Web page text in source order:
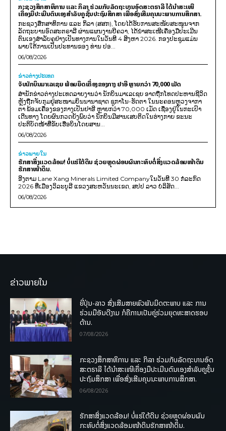
ກະຊວງສຶກສາທິການ ແລະ ກິລາ ຮ່ວມກັບລັດຖະບານອົດສະຕຣາລີ ໄດ້ນຳສະເໜີ
ເຄື່ອງມືປະເມີນຕົນເອງສຳລັບຄູຊັ້ນປະຖົມສຶກສາ ເພື່ອສົ່ງເສີມຄຸນນະພາບການສຶກສາ.
ກະຊວງສຶກສາທິການ ແລະ ກິລາ (ສສກ), ໂດຍໄດ້ຮັບການສະໜັບສະໜູນຈາກ
ລັດຖະບານອົດສະຕຣາລີ ຜ່ານແຜນງານບີຄວາ, ໄດ້ນຳສະເໜີເຄື່ອງມືປະເມີນ
ຕົນເອງສຳລັບຄູຢ່າງເປັນທາງການໃນວັນທີ 4 ສິງຫາ 2026. ກອງປະຊຸມແມ່ນ
ພາຍໃຕ້ການເປັນປະທານຂອງ ທ່ານ ປອ...
06/08/2026
ຂ່າວຕ່າງປະເທດ
ຈັບນັກບິນມາເລເຊຍ ພ້ອມຍຶດເຄື່ອງຂອງກາງ ຢາອີ ຫຼາຍກວ່າ 70,000 ເມັດ
ສຳນັກຂ່າວຕ່າງປະເທດລາຍງານວ່າ ນັກບິນມາເລເຊຍ ອາດຖືກໂທດປະຫານຊີວິດ
ຫຼັງຖືກຈັບກຸມຢູ່ສະໜາມບິນນານາຊາດ ຊູກາໂນ-ຮັດຕາ ໃນນະຄອນຫຼວງຈາກາ
ຕາ ພ້ອມເຄື່ອງຂອງກາງເປັນຢາອີ ຫຼາຍກວ່າ 70,000 ເມັດ ເຊື່ອງຢູ່ໃນກະເປົາ
ເດີນທາງ ໂດຍຜົນກວດຍັງພົບວ່າ ນັກບິນມີສານເສບຕິດໃນຮ່າງກາຍ ຂະນະ
ປະຕິບັດໜ້າທີ່ຂັບເຮືອບິນໂດຍສານ...
06/08/2026
ຂ່າວພາຍ​ໃນ
ຮັກສາສິ່ງແວດລ້ອມ! ບໍ່ແຮ່ໃຕ້ດິນ ຊ່ວຍຫຼຸດຜ່ອນຜົນກະທົບຕໍ່ສິ່ງແວດລ້ອມໜ້າດິນ
ຮັກສາໜ້າດິນ.
ອີງຕາມ Lane Xang Minerals Limited Companyໃນວັນທີ 30 ກໍລະກົດ
2026 ທີ່ເມືອງວິລະບູລີ ແຂວງສະຫວັນນະເຂດ, ສປປ ລາວ ບໍລິສັດ...
06/08/2026
ຂ່າວພາຍໃນ
ຍີ່ປຸ່ນ-ລາວ ສົ່ງເສີມສາຍພົວພັນມິດຕະພາບ ແລະ ການ
ຮ່ວມມືອັນດີງາມ ກໍຄືການເປັນຄູ່ຮ່ວມຍຸດທະສາດຮອບ
ດ້ານ.
07/08/2026
ກະຊວງສຶກສາທິການ ແລະ ກິລາ ຮ່ວມກັບລັດຖະບານອົດ
ສະຕຣາລີ ໄດ້ນຳສະເໜີເຄື່ອງມືປະເມີນຕົນເອງສຳລັບຄູຊັ້ນ
ປະຖົມສຶກສາ ເພື່ອສົ່ງເສີມຄຸນນະພາບການສຶກສາ.
06/08/2026
ຮັກສາສິ່ງແວດລ້ອມ! ບໍ່ແຮ່ໃຕ້ດິນ ຊ່ວຍຫຼຸດຜ່ອນຜົນ
ກະທົບຕໍ່ສິ່ງແວດລ້ອມໜ້າດິນຮັກສາໜ້າດິນ.